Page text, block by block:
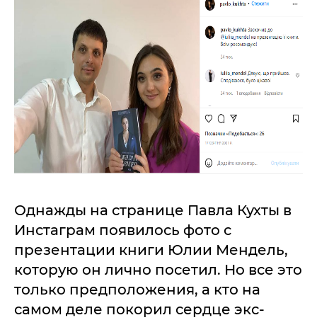
Однажды на странице Павла Кухты в
Инстаграм появилось фото с
презентации книги Юлии Мендель,
которую он лично посетил. Но все это
только предположения, а кто на
самом деле покорил сердце экс-